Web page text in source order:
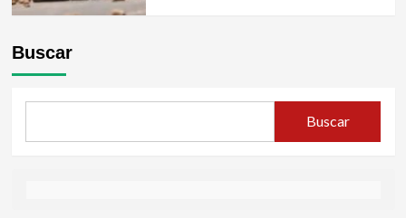
Buscar
Buscar